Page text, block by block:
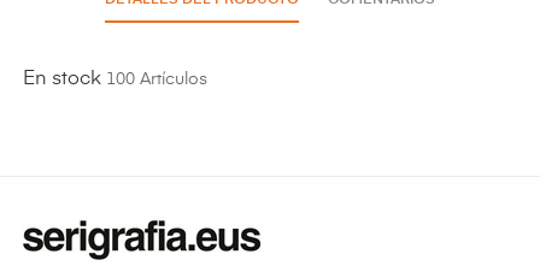
En stock 100 Artículos